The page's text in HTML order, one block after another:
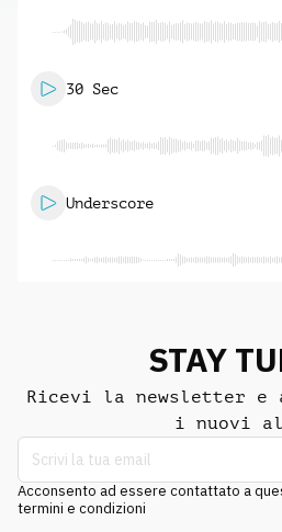
30 Sec
Underscore
STAY
Ricevi la newsletter e
i nuovi
Acconsento ad essere contattato a
termini e condizioni